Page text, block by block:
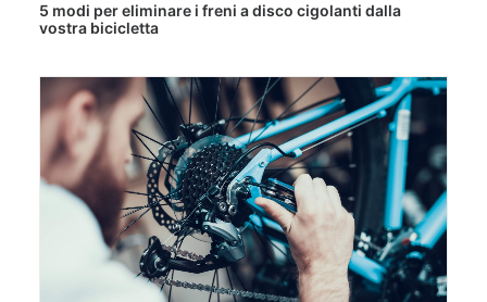
5 modi per eliminare i freni a disco cigolanti dalla
vostra bicicletta